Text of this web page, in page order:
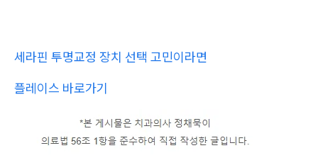
세라핀 투명교정 장치 선택 고민이라면
플레이스 바로가기